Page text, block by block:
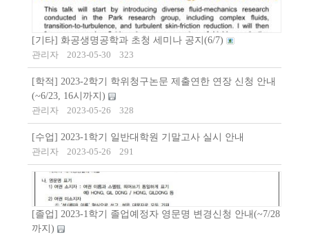
[기타] 화공생명공학과 초청 세미나 공지(6/7)
관리자
2023-05-30 323
[학적] 2023-2학기 학위청구논문 제출연한 연장 신청 안내
(~6/23, 16시까지)
관리자
2023-05-26 328
[수업] 2023-1학기 일반대학원 기말고사 실시 안내
관리자
2023-05-26 291
[졸업] 2023-1학기 졸업예정자 영문명 변경신청 안내(~7/28
까지)